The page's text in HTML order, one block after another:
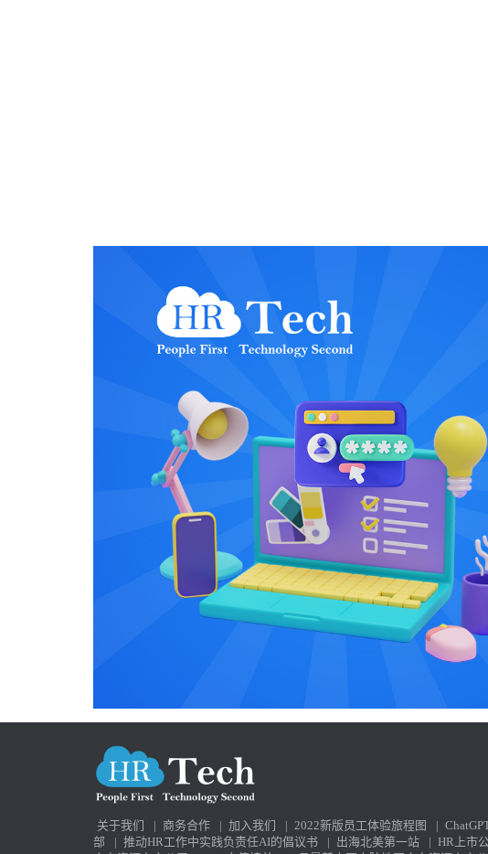
关于我们 | 商务合作 | 加入我们 | 2022新版员工体验旅程图 |
部
| 推动HR工作中实践负责任AI的倡议书 | 出海北美第一站 | HR上市